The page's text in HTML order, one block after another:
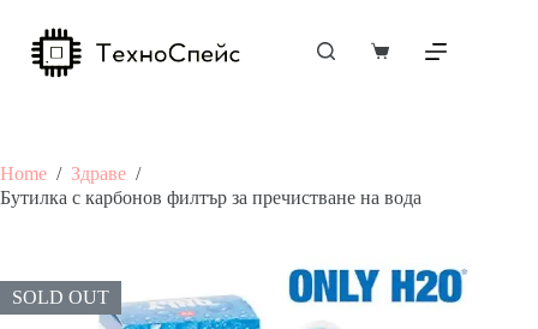
content
Shopping
Home / Здраве /
Бутилка с карбонов филтър за пречистване на вода
SOLD OUT